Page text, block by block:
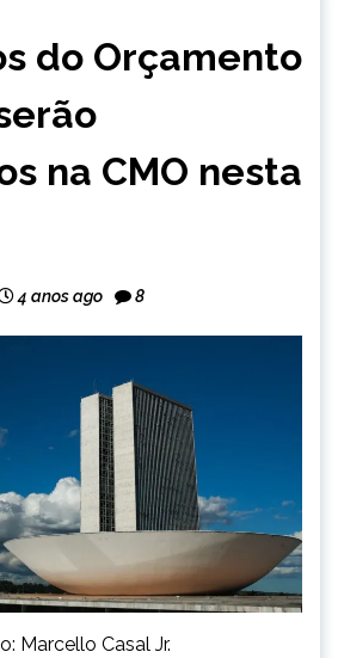
do Orçamento
na CMO nesta
4 anos ago 8
Marcello Casal Jr.